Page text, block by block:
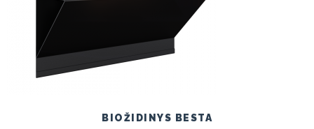
BIOŽIDINYS BESTA